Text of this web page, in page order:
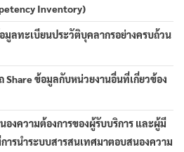
Inventory)
มูลทะเบียนประวัติบุคลากรอย่างครบถ้วน
Share ข้อมูลกับหน่วยงานอื่นที่เกี่ยวข้อง
งความต้องการของผู้รับบริการ และผู้มี
ารนำระบบสารสนเทศมาตอบสนองความ